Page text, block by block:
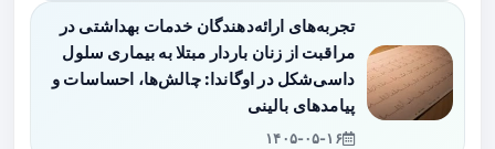
تجربه‌های ارائه‌دهندگان خدمات بهداشتی در
مراقبت از زنان باردار مبتلا به بیماری سلول
داسی‌شکل در اوگاندا: چالش‌ها، احساسات و
پیامدهای بالینی
۱۴۰۵-۰۵-۱۶